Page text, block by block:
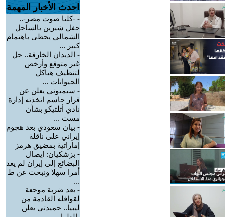
احدث الأخبار المهمة
- -كلنا صوت مصر-..
حفل شيرين بالساحل
الشمالي يحظى باهتمام
كبير ...
- الديدان الخارقة.. حل
غير متوقع وأرخص
لتنظيف هياكل
الحيوانات ...
- سيميوني يعلن عن
قرار حاسم اتخذته إدارة
نادي أتلتيكو بشأن
مست ...
- بيان سعودي بعد هجوم
إيراني على ناقلة
إماراتية بمضيق هرمز
- بزشكيان: إيصال
البضائع إلى إيران لم يعد
أمرا سهلا ونبحث عن ط
...
- بعد ضربة موجعة
لقوافله القادمة من
ليبيا.. حميدتي يعلن